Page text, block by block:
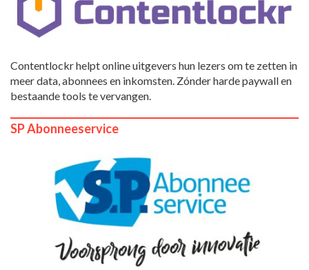
Contentlockr helpt online uitgevers hun lezers om te zetten in
meer data, abonnees en inkomsten. Zónder harde paywall en
bestaande tools te vervangen.
SP Abonneeservice